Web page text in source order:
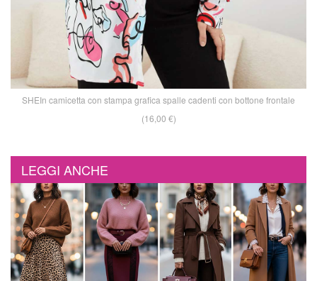
SHEIn camicetta con stampa grafica spalle cadenti con bottone frontale
(16,00 €)
LEGGI ANCHE